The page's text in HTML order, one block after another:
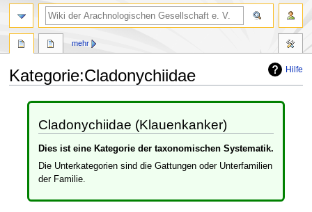
Hilfe
Kategorie:Cladonychiidae
springen
springenCladonychiidae (Klauenkanker)
Dies ist eine Kategorie der taxonomischen Systematik.
Die Unterkategorien sind die Gattungen oder Unterfamilien
der Familie.
mehr